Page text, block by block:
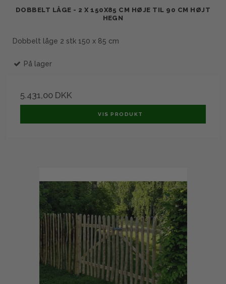
DOBBELT LÅGE - 2 X 150X85 CM HØJE TIL 90 CM HØJT
HEGN
Dobbelt låge 2 stk 150 x 85 cm
På lager
5.431,00 DKK
VIS PRODUKT